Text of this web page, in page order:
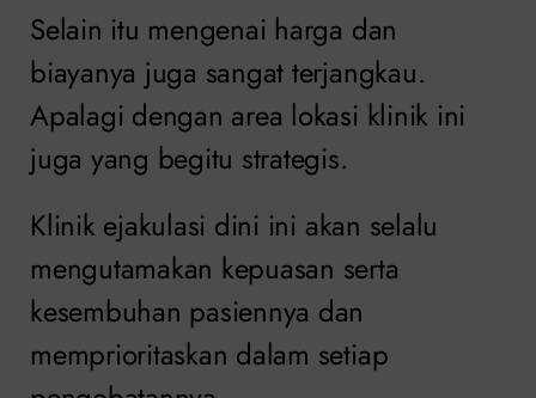
Selain itu mengenai harga dan
biayanya juga sangat terjangkau.
Apalagi dengan area lokasi klinik ini
juga yang begitu strategis.
Klinik ejakulasi dini ini akan selalu
mengutamakan kepuasan serta
kesembuhan pasiennya dan
memprioritaskan dalam setiap